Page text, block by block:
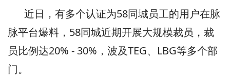
近日，有多个认证为58同城员工的用户在脉
脉平台爆料，58同城近期开展大规模裁员，裁
员比例达20% - 30%，波及TEG、LBG等多个部
门。